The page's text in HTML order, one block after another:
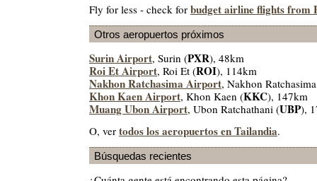
Fly for less - check for budget airline flights
Otros aeropuertos próximos
Surin Airport, Surin (PXR), 48km
Roi Et Airport, Roi Et (ROI), 114km
Nakhon Ratchasima Airport, Nakhon
Khon Kaen Airport, Khon Kaen (KKC), 147km
Muang Ubon Airport, Ubon Ratchathani (UBP),
O, ver todos los aeropuertos en Tailandia.
Búsquedas recientes